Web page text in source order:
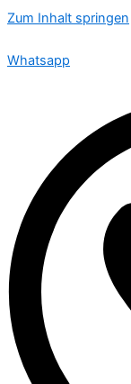
Zum Inhalt springen
Whatsapp